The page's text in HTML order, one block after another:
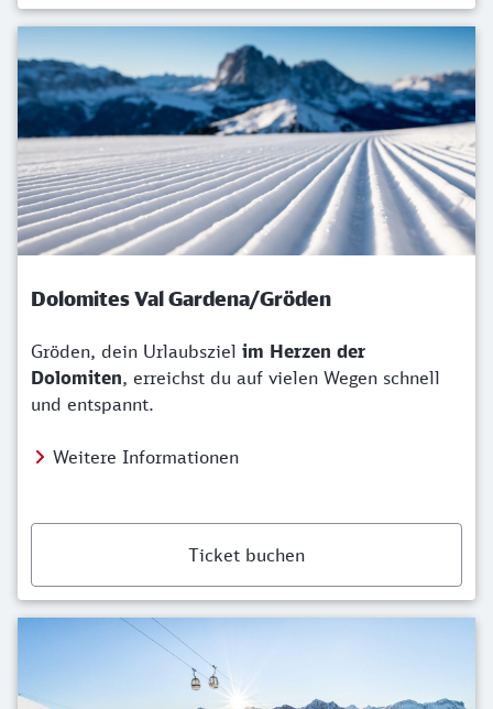
Dolomites Val Gardena/Gröden
Gröden, dein Urlaubsziel im Herzen der
Dolomiten, erreichst du auf vielen Wegen schnell
und entspannt.
Weitere Informationen
Ticket buchen